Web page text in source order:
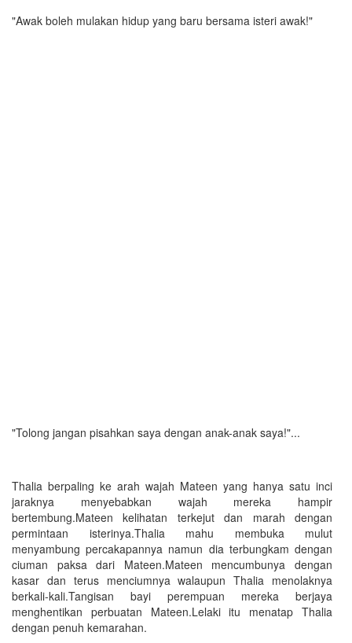
"Awak boleh mulakan hidup yang baru bersama isteri awak!"
"Tolong jangan pisahkan saya dengan anak-anak saya!"...
Thalia berpaling ke arah wajah Mateen yang hanya satu inci
jaraknya menyebabkan wajah mereka hampir
bertembung.Mateen kelihatan terkejut dan marah dengan
permintaan isterinya.Thalia mahu membuka mulut
menyambung percakapannya namun dia terbungkam dengan
ciuman paksa dari Mateen.Mateen mencumbunya dengan
kasar dan terus menciumnya walaupun Thalia menolaknya
berkali-kali.Tangisan bayi perempuan mereka berjaya
menghentikan perbuatan Mateen.Lelaki itu menatap Thalia
dengan penuh kemarahan.